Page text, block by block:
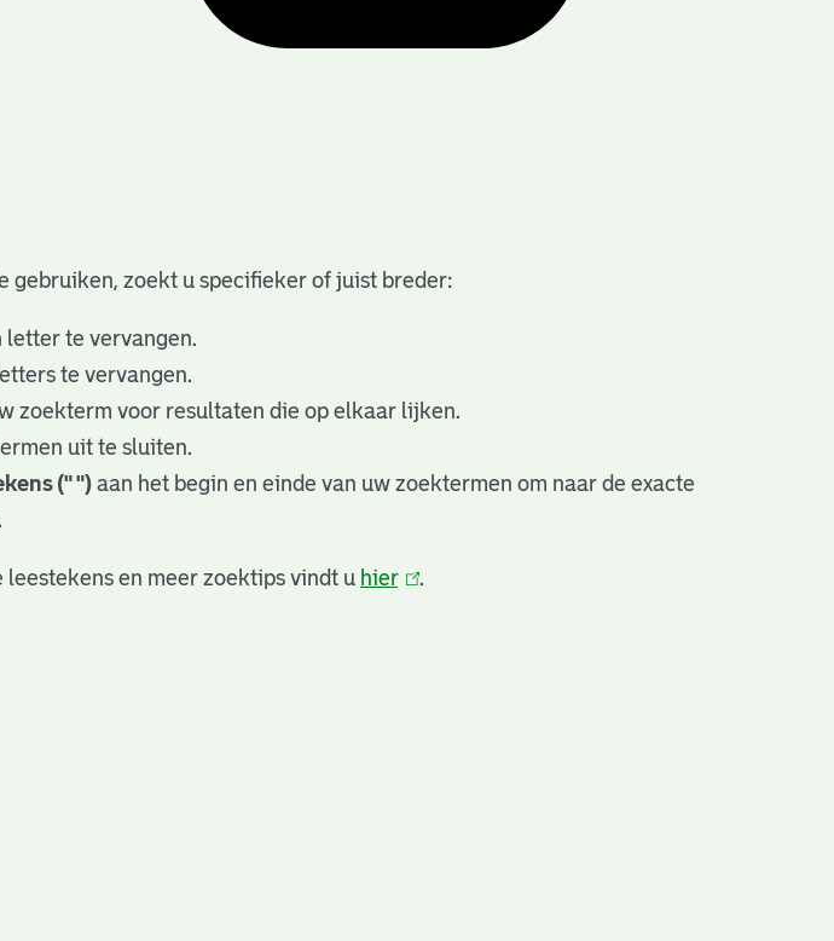
gebruiken, zoekt u specifieker of juist breder:
letter te vervangen.
te vervangen.
zoekterm voor resultaten die op elkaar lijken.
uit te sluiten.
(" ") aan het begin en einde van uw zoektermen om naar de exacte
en meer zoektips vindt u hier(link
.